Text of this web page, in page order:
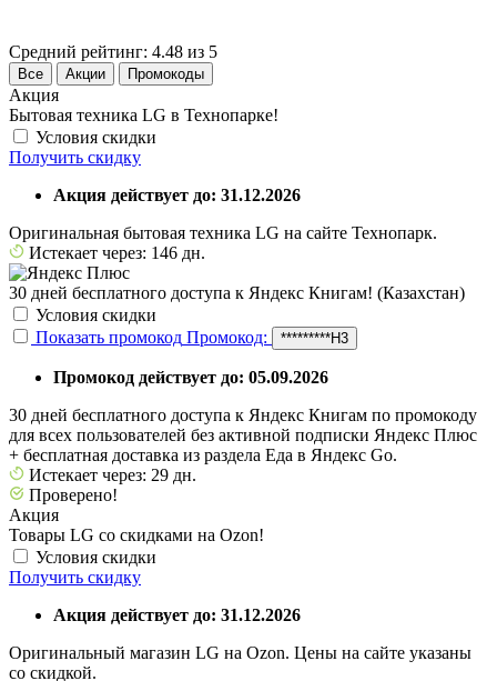
Средний рейтинг: 4.48 из 5
Все Акции Промокоды
Акция
Бытовая техника LG в Технопарке!
Условия скидки
Получить скидку
Акция действует до: 31.12.2026
Оригинальная бытовая техника LG на сайте Технопарк.
Истекает через: 146 дн.
30 дней бесплатного доступа к Яндекс Книгам! (Казахстан)
Условия скидки
Показать промокод Промокод: *********H3
Промокод действует до: 05.09.2026
30 дней бесплатного доступа к Яндекс Книгам по промокоду
для всех пользователей без активной подписки Яндекс Плюс
+ бесплатная доставка из раздела Еда в Яндекс Go.
Истекает через: 29 дн.
Проверено!
Акция
Товары LG со скидками на Ozon!
Условия скидки
Получить скидку
Акция действует до: 31.12.2026
Оригинальный магазин LG на Ozon. Цены на сайте указаны
со скидкой.